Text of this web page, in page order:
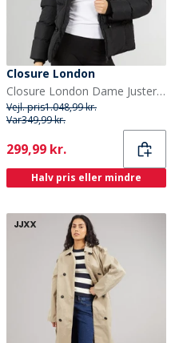
Closure London
Closure London Dame Justerbar Talje Vattert Sort
Vejl. pris1.048,99 kr.
Var349,99 kr.
Current
299,99 kr.
Halv pris eller mindre